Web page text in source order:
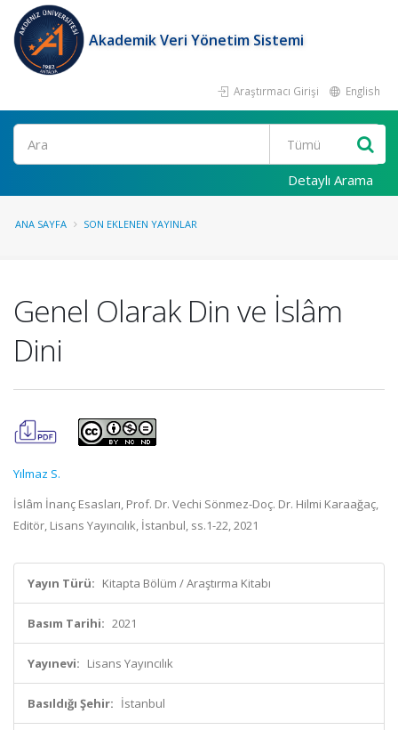
Akademik Veri Yönetim Sistemi
Araştırmacı Girişi English
Ara
Detaylı Arama
ANA SAYFA SON EKLENEN YAYINLAR
Genel Olarak Din ve İslâm
Dini
Yılmaz S.
İslâm İnanç Esasları, Prof. Dr. Vechi Sönmez-Doç. Dr. Hilmi Karaağaç,
Editör, Lisans Yayıncılık, İstanbul, ss.1-22, 2021
Yayın Türü: Kitapta Bölüm / Araştırma Kitabı
Basım Tarihi: 2021
Yayınevi: Lisans Yayıncılık
Basıldığı Şehir: İstanbul